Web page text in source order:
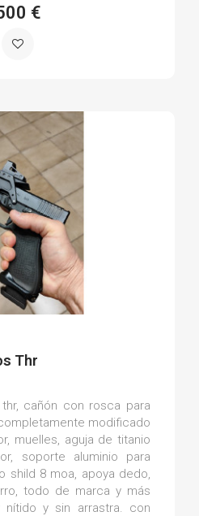
€
Thr
cañón con rosca para
modificado
muelles, aguja de titanio
soporte aluminio para
shild 8 moa, apoya dedo,
todo de marca y más
nítido y sin arrastra. con